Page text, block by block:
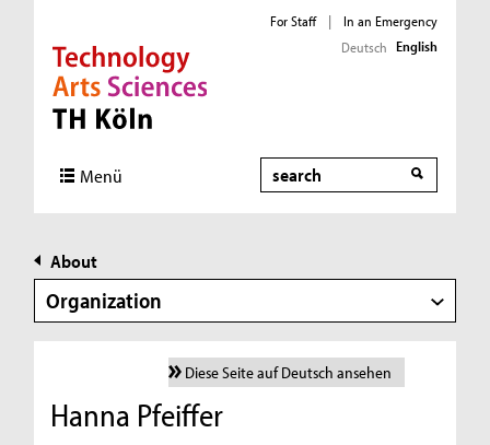
Direkt zur Hauptnavigation
Direkt zur Subnavigation
Direkt zum Inhalt
Direkt zum Fußbereich
For Staff |
In an Emergency
Deutsch English
Menü Search
About
Organization
Diese Seite auf Deutsch ansehen
Hanna Pfeiffer